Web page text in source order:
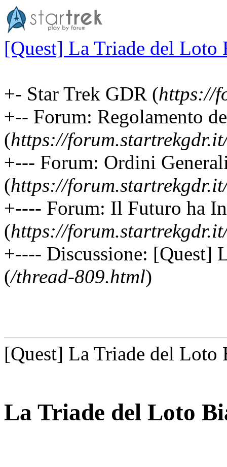
[Quest] La Triade del Loto
+- Star Trek GDR (https://
+-- Forum: Regolamento
(https://
+--- Forum: Ordini
(https://
+---- Forum: Il Futuro ha
(https://
+---- Discussione: [Quest]
(/thread-809.html)
[Quest] La Triade del
La Triade del Loto